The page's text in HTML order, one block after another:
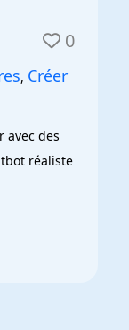
0
, Créer
avec des
réaliste